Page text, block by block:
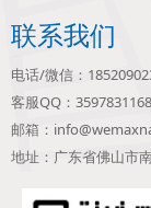
联系我们
电话/微信：
客服QQ：3597831168
邮箱：
地址：广东省佛山市